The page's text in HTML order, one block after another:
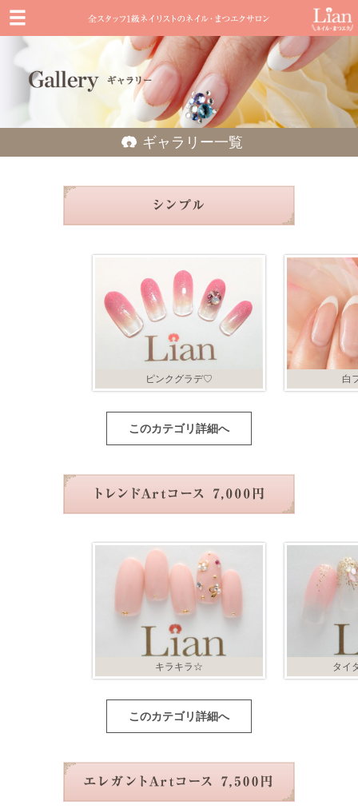
ギャラリー一覧
ピンクグラデ♡ 白
このカテゴリ詳細へ
キラキラ☆ タイ
このカテゴリ詳細へ